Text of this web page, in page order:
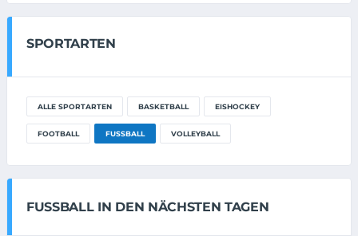
SPORTARTEN
ALLE SPORTARTEN BASKETBALL EISHOCKEY
FOOTBALL FUSSBALL VOLLEYBALL
FUSSBALL IN DEN NÄCHSTEN TAGEN